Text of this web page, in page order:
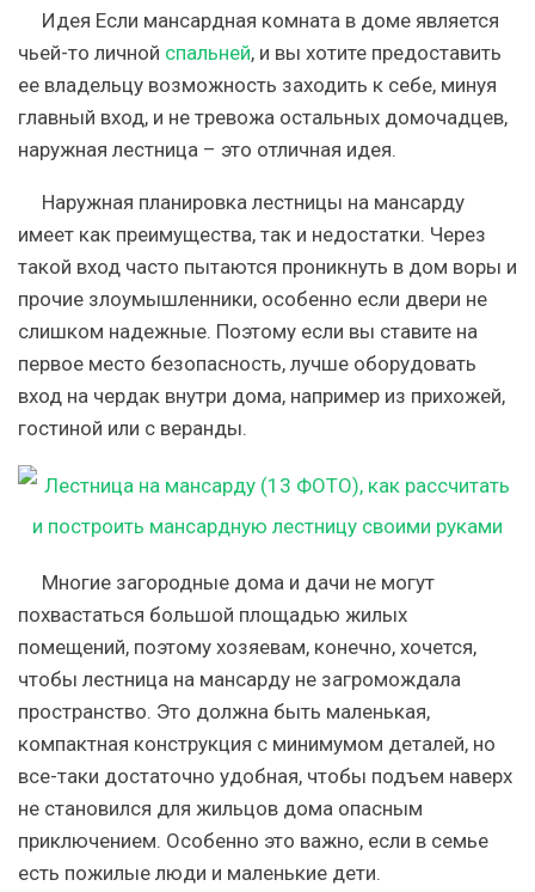
Идея Если мансардная комната в доме является
чьей-то личной спальней, и вы хотите предоставить
ее владельцу возможность заходить к себе, минуя
главный вход, и не тревожа остальных домочадцев,
наружная лестница – это отличная идея.
Наружная планировка лестницы на мансарду
имеет как преимущества, так и недостатки. Через
такой вход часто пытаются проникнуть в дом воры и
прочие злоумышленники, особенно если двери не
слишком надежные. Поэтому если вы ставите на
первое место безопасность, лучше оборудовать
вход на чердак внутри дома, например из прихожей,
гостиной или с веранды.
Многие загородные дома и дачи не могут
похвастаться большой площадью жилых
помещений, поэтому хозяевам, конечно, хочется,
чтобы лестница на мансарду не загромождала
пространство. Это должна быть маленькая,
компактная конструкция с минимумом деталей, но
все-таки достаточно удобная, чтобы подъем наверх
не становился для жильцов дома опасным
приключением. Особенно это важно, если в семье
есть пожилые люди и маленькие дети.